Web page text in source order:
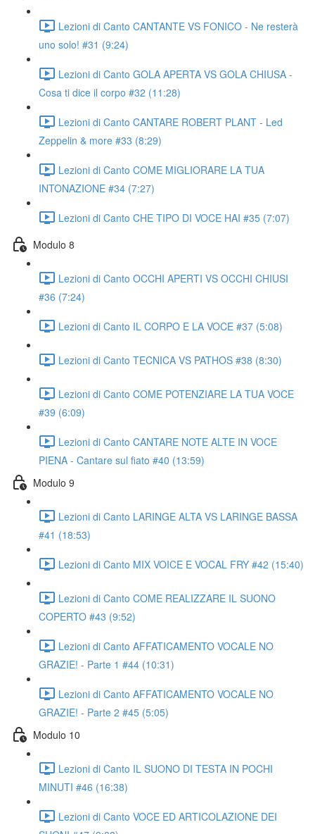
Lezioni di Canto CANTANTE VS FONICO - Ne resterà
uno solo! #31 (9:24)
Lezioni di Canto GOLA APERTA VS GOLA CHIUSA -
Cosa ti dice il corpo #32 (11:28)
Lezioni di Canto CANTARE ROBERT PLANT - Led
Zeppelin & more #33 (8:29)
Lezioni di Canto COME MIGLIORARE LA TUA
INTONAZIONE #34 (7:27)
Lezioni di Canto CHE TIPO DI VOCE HAI #35 (7:07)
Modulo 8
Lezioni di Canto OCCHI APERTI VS OCCHI CHIUSI
#36 (7:24)
Lezioni di Canto IL CORPO E LA VOCE #37 (5:08)
Lezioni di Canto TECNICA VS PATHOS #38 (8:30)
Lezioni di Canto COME POTENZIARE LA TUA VOCE
#39 (6:09)
Lezioni di Canto CANTARE NOTE ALTE IN VOCE
PIENA - Cantare sul fiato #40 (13:59)
Modulo 9
Lezioni di Canto LARINGE ALTA VS LARINGE BASSA
#41 (18:53)
Lezioni di Canto MIX VOICE E VOCAL FRY #42 (15:40)
Lezioni di Canto COME REALIZZARE IL SUONO
COPERTO #43 (9:52)
Lezioni di Canto AFFATICAMENTO VOCALE NO
GRAZIE! - Parte 1 #44 (10:31)
Lezioni di Canto AFFATICAMENTO VOCALE NO
GRAZIE! - Parte 2 #45 (5:05)
Modulo 10
Lezioni di Canto IL SUONO DI TESTA IN POCHI
MINUTI #46 (16:38)
Lezioni di Canto VOCE ED ARTICOLAZIONE DEI